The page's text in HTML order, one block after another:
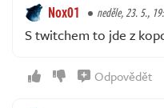
Nox01 neděle, 23. 5.,
S twitchem to jde z
Odpovědět